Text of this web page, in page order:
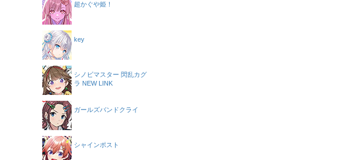
超かぐや姫！
key
シノビマスター 閃乱カグ
ラ NEW LINK
ガールズバンドクライ
シャインポスト